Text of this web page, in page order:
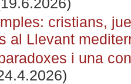
cristians,
al Llevant
i una